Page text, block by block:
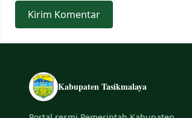
Kabupaten Tasikmalaya